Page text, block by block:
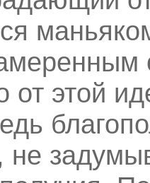
от этой
не